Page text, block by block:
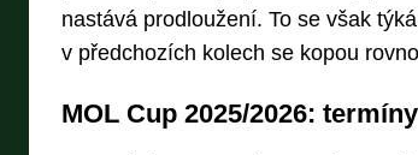
nastává prodloužení. To se však
v předchozích kolech se kopou
MOL Cup 2025/2026: